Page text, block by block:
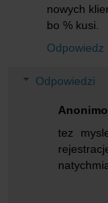
nowych
bo % kusi.
Odpowiedz
Odpowiedzi
tez